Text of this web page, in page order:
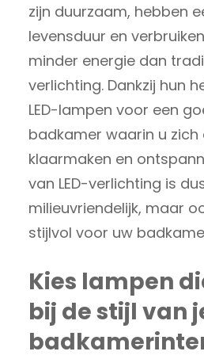
zijn duurzaam, hebben
levensduur en
minder energie dan
verlichting. Dankzij hun
LED-lampen voor een
badkamer waarin u
klaarmaken en
van LED-verlichting is
milieuvriendelijk, maar
stijlvol voor uw
Kies lampen
bij de stijl van